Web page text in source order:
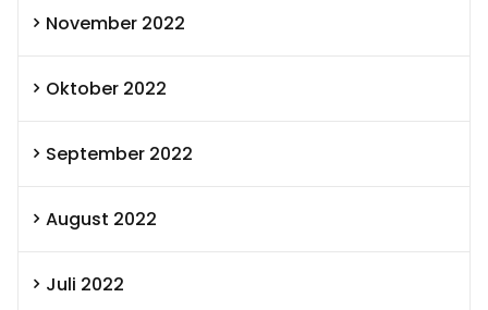
November 2022
Oktober 2022
September 2022
August 2022
Juli 2022